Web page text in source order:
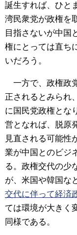
誕生すれば、ひと
湾民衆党が政権を
目指さないが中国
権にとっては直ち
いだろう。
一方で、政権政
正されるとみられ
に国民党政権とな
営となれば、脱原
見直される可能性
業が中国とのビジ
る。政権交代の少
が、米国や韓国な
交代に伴って経済
ては環境が大きく
同様である。